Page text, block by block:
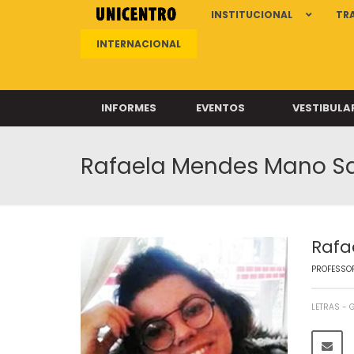
INSTITUCIONAL
INTERNACIONAL
INFORMES EVENTOS
Rafaela Mendes Mano
LETRAS -